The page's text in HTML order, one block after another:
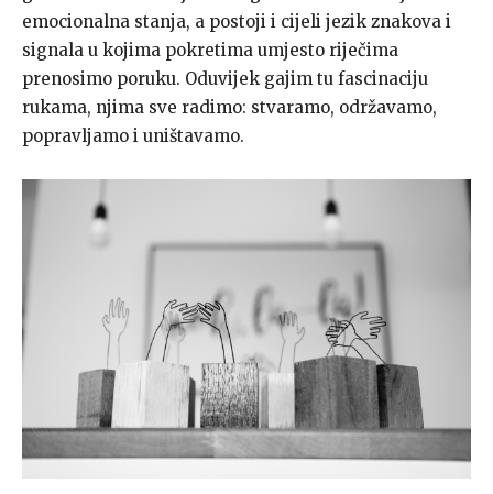
emocionalna stanja, a postoji i cijeli jezik znakova i
signala u kojima pokretima umjesto riječima
prenosimo poruku. Oduvijek gajim tu fascinaciju
rukama, njima sve radimo: stvaramo, održavamo,
popravljamo i uništavamo.